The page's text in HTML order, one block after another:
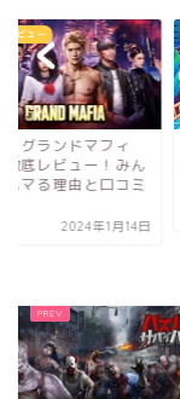
レビュー
・グランドマフィ
徹底レビュー！みん
ハマる理由と口コミ
2024年1月14日